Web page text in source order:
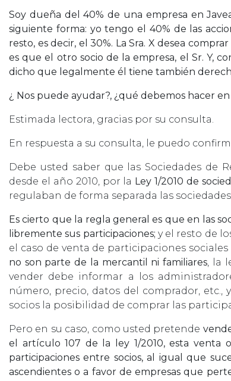
Soy dueña del 40% de una empresa en
siguiente forma: yo tengo el 40% de las
resto, es decir, el 30%. La Sra. X desea
es que el otro socio de la empresa, el Sr. Y,
dicho que legalmente él tiene también
¿ Nos puede ayudar?, ¿qué debemos hacer
Estimada lectora, gracias por su consulta.
En respuesta a su consulta, le puedo
Debe usted saber que las Sociedades de
desde el año 2010, por la Ley 1/2010 de
regulaban de forma separada las
Es cierto que la regla general es que en las
libremente sus participaciones; y el resto de
el caso de venta de participaciones
no son parte de la mercantil ni familiares, la
vender debe informar a los
número, precio, datos del comprador,
socios la posibilidad de comprar las
Pero en su caso, como usted pretende
el artículo 107 de la ley 1/2010, esta venta
participaciones entre socios, al igual que
ascendientes o a favor de empresas que